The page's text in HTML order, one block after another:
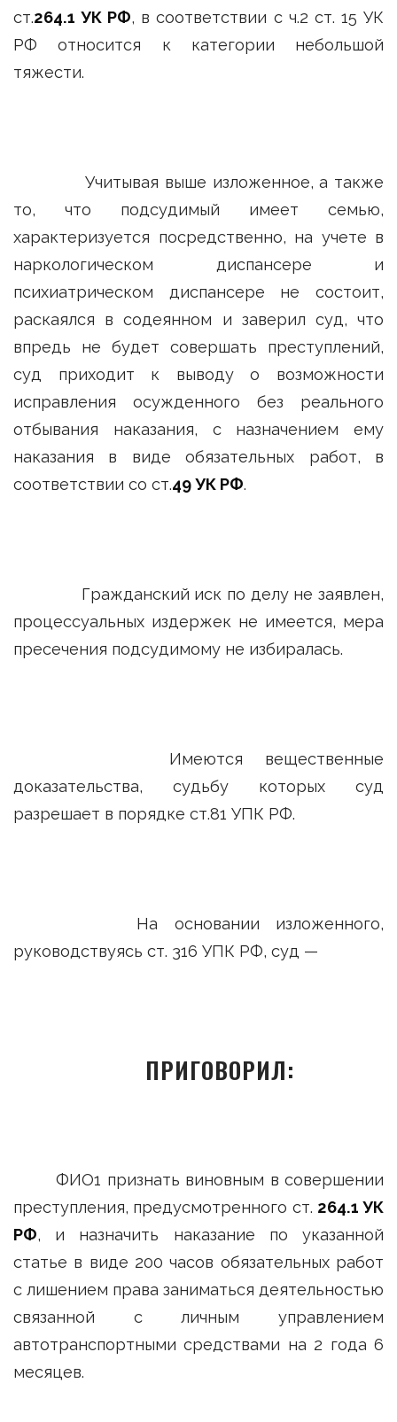
ст.264.1 УК РФ, в соответствии с ч.2 ст. 15 УК
РФ относится к категории небольшой
тяжести.
Учитывая выше изложенное, а также
то, что подсудимый имеет семью,
характеризуется посредственно, на учете в
наркологическом диспансере и
психиатрическом диспансере не состоит,
раскаялся в содеянном и заверил суд, что
впредь не будет совершать преступлений,
суд приходит к выводу о возможности
исправления осужденного без реального
отбывания наказания, с назначением ему
наказания в виде обязательных работ, в
соответствии со ст.49 УК РФ.
Гражданский иск по делу не заявлен,
процессуальных издержек не имеется, мера
пресечения подсудимому не избиралась.
Имеются вещественные
доказательства, судьбу которых суд
разрешает в порядке ст.81 УПК РФ.
На основании изложенного,
руководствуясь ст. 316 УПК РФ, суд —
ПРИГОВОРИЛ:
ФИО1 признать виновным в совершении
преступления, предусмотренного ст. 264.1 УК
РФ, и назначить наказание по указанной
статье в виде 200 часов обязательных работ
с лишением права заниматься деятельностью
связанной с личным управлением
автотранспортными средствами на 2 года 6
месяцев.